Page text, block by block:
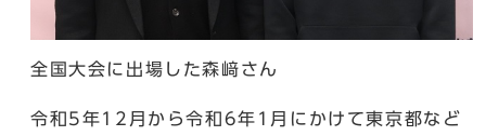
全国大会に出場した森﨑さん
令和5年12月から令和6年1月にかけて東京都など